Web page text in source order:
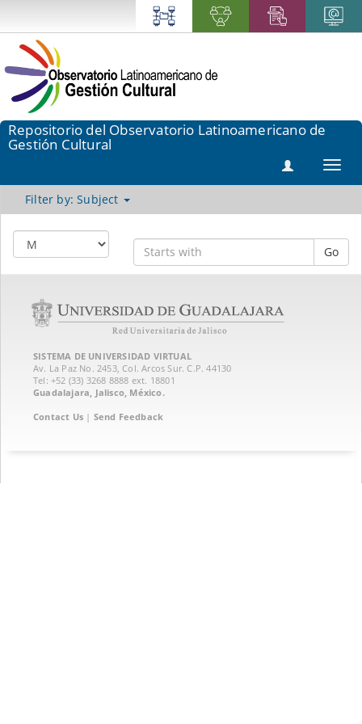
Repositorio del Observatorio Latinoamericano de
Gestión Cultural
Filter by: Subject
Go
SISTEMA DE UNIVERSIDAD VIRTUAL
Av. La Paz No. 2453, Col. Arcos Sur. C.P. 44130
Tel: +52 (33) 3268 8888‏ ext. 18801
Guadalajara, Jalisco, México.
Contact Us | Send Feedback